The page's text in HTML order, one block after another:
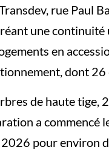
rue Paul
une continuité
en
dont 26
de haute
a commencé
pour